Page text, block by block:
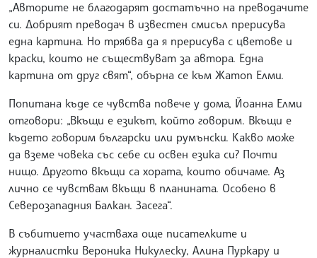
„Авторите не благодарят достатъчно на преводачите
си. Добрият преводач в известен смисъл прерисува
една картина. Но трябва да я прерисува с цветове и
краски, които не съществуват за автора. Една
картина от друг свят“, обърна се към Жатоп Елми.
Попитана къде се чувства повече у дома, Йоанна Елми
отговори: „Вкъщи е езикът, който говорим. Вкъщи е
където говорим български или румънски. Какво може
да вземе човека със себе си освен езика си? Почти
нищо. Другото вкъщи са хората, които обичаме. Аз
лично се чувствам вкъщи в планината. Особено в
Северозападния Балкан. Засега“.
В събитието участваха още писателките и
журналистки Вероника Никулеску, Алина Пуркару и